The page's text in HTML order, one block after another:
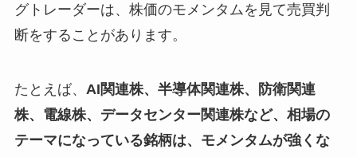
グトレーダーは、株価のモメンタムを見て売買判
断をすることがあります。
たとえば、 AI関連株、半導体関連株、防衛関連
株、電線株、データセンター関連株など、相場の
テーマになっている銘柄は、モメンタムが強くな